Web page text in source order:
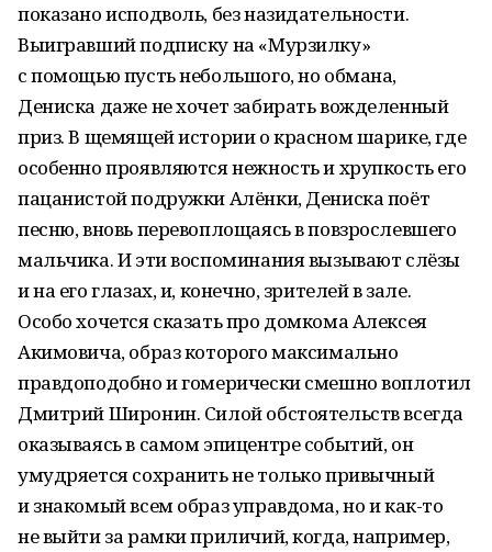
показано исподволь, без назидательности.
Выигравший подписку на «Мурзилку»
с помощью пусть небольшого, но обмана,
Дениска даже не хочет забирать вожделенный
приз. В щемящей истории о красном шарике, где
особенно проявляются нежность и хрупкость его
пацанистой подружки Алёнки, Дениска поёт
песню, вновь перевоплощаясь в повзрослевшего
мальчика. И эти воспоминания вызывают слёзы
и на его глазах, и, конечно, зрителей в зале.
Особо хочется сказать про домкома Алексея
Акимовича, образ которого максимально
правдоподобно и гомерически смешно воплотил
Дмитрий Широнин. Силой обстоятельств всегда
оказываясь в самом эпицентре событий, он
умудряется сохранить не только привычный
и знакомый всем образ управдома, но и как-то
не выйти за рамки приличий, когда, например,